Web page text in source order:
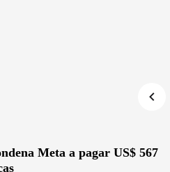
Meta a pagar US$ 567